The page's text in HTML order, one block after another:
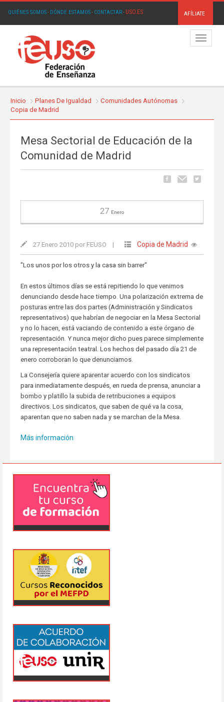
QUIÉNES SOMOS· DÓNDE ESTAMOS· CONTACTAR· USO.ES AFÍLIATE
Menú
Inicio Planes De Igualdad
Comunidades Autónomas
Copia de Madrid
Mesa Sectorial de Educación de la
Comunidad de Madrid
27 Enero
27 Enero 2010 por FEUSO | Copia de Madrid
"Los unos por los otros y la casa sin barrer"
En estos últimos días se está repitiendo lo que venimos
denunciando desde hace tiempo. Una polarización extrema de
posturas entre las dos partes (Administración y Sindicatos
representativos) que habrían de negociar en la Mesa Sectorial
y no lo hacen, está vaciando de contenido a este órgano de
representación. Y nunca mejor dicho pues parece simplemente
una representación teatral. Los hechos del pasado día 21 de
enero corroboran lo que denunciamos.
La Consejería quiere aparentar acuerdo con los sindicatos
para inmediatamente después, en rueda de prensa, anunciar a
bombo y platillo la subida de retribuciones a equipos
directivos. Los sindicatos, que saben de qué va la cosa,
aparentan que no saben nada y se marchan de la Mesa.
Más información